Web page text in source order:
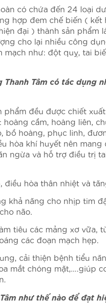
có chứa đến 24 loại
hợp đem chế biến (
đại ) thành sản phẩm
cho lại nhiều công
như: đột quỵ, tai
Thanh Tâm có tác dụng
đều được chiết
cầm, hoàng liên,
bồ hoàng, phục linh,
hòa khí huyết nên
ngừa và hỗ trợ điều trị
điều hòa thân nhiệt và
khả năng cho nhịp tim
não.
tiêu các mảng xơ vữa,
các đoạn mạch hẹp.
cải thiện bệnh tiểu
mắt chóng mặt,….giúp
như thế nào để đạt